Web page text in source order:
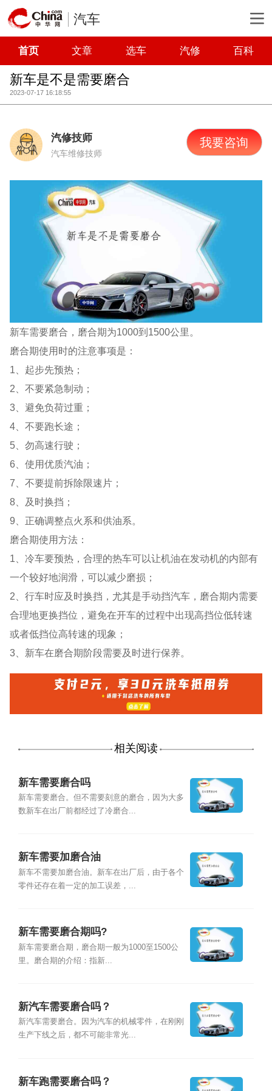
汽车
首页 文章 选车 汽修 百科
新车是不是需要磨合
2023-07-17 16:18:55
汽修技师
汽车维修技师
我要咨询
新车需要磨合，磨合期为1000到1500公里。
磨合期使用时的注意事项是：
1、起步先预热；
2、不要紧急制动；
3、避免负荷过重；
4、不要跑长途；
5、勿高速行驶；
6、使用优质汽油；
7、不要提前拆除限速片；
8、及时换挡；
9、正确调整点火系和供油系。
磨合期使用方法：
1、冷车要预热，合理的热车可以让机油在发动机的内部有
一个较好地润滑，可以减少磨损；
2、行车时应及时换挡，尤其是手动挡汽车，磨合期内需要
合理地更换挡位，避免在开车的过程中出现高挡位低转速
或者低挡位高转速的现象；
3、新车在磨合期阶段需要及时进行保养。
相关阅读
新车需要磨合吗
新车需要磨合。但不需要刻意的磨合，因为大多
数新车在出厂前都经过了冷磨合...
新车需要加磨合油
新车不需要加磨合油。新车在出厂后，由于各个
零件还存在着一定的加工误差，...
新车需要磨合期吗?
新车需要磨合期，磨合期一般为1000至1500公
里。磨合期的介绍：指新...
新汽车需要磨合吗？
新汽车需要磨合。因为汽车的机械零件，在刚刚
生产下线之后，都不可能非常光...
新车跑需要磨合吗？